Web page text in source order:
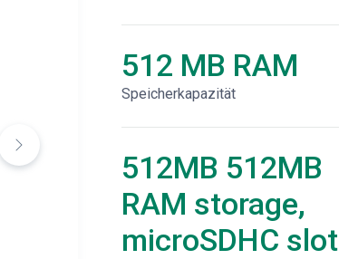
512 MB RAM
Speicherkapazität
512MB 512MB
RAM storage,
microSDHC slot